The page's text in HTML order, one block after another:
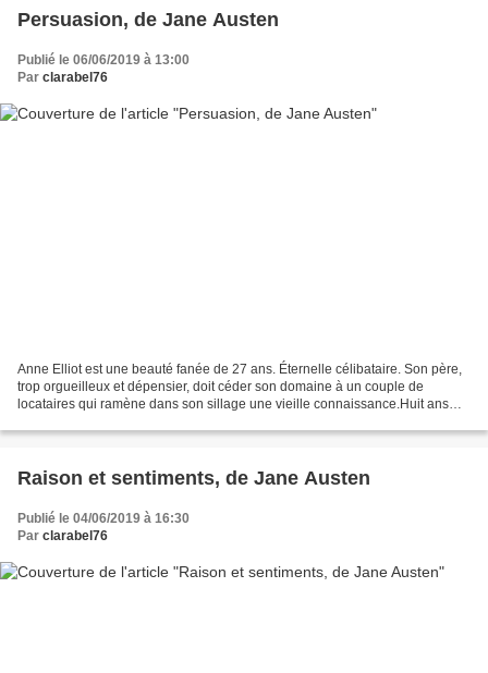
Persuasion, de Jane Austen
Publié le 06/06/2019 à 13:00
Par clarabel76
Anne Elliot est une beauté fanée de 27 ans. Éternelle célibataire. Son père,
trop orgueilleux et dépensier, doit céder son domaine à un couple de
locataires qui ramène dans son sillage une vieille connaissance.Huit ans
Raison et sentiments, de Jane Austen
Publié le 04/06/2019 à 16:30
Par clarabel76